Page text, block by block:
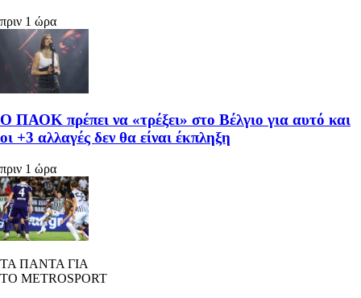
πριν 1 ώρα
Ο ΠΑΟΚ πρέπει να «τρέξει» στο Βέλγιο για αυτό και
οι +3 αλλαγές δεν θα είναι έκπληξη
πριν 1 ώρα
ΤΑ ΠΑΝΤΑ ΓΙΑ
ΤΟ METROSPORT